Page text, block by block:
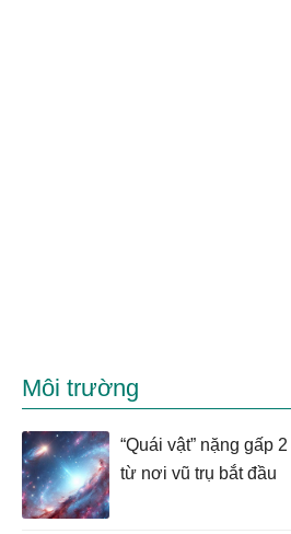
Môi trường
“Quái vật” nặng gấp
từ nơi vũ trụ bắt đầu